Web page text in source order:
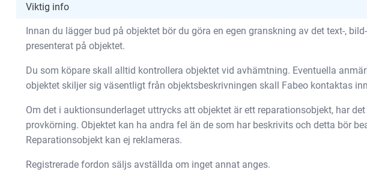
Viktig info
Innan du lägger bud på objektet bör du göra en egen granskning av det text-,
presenterat på objektet.
Du som köpare skall alltid kontrollera objektet vid avhämtning. Eventuella
objektet skiljer sig väsentligt från objektsbeskrivningen skall Fabeo kontaktas
Om det i auktionsunderlaget uttrycks att objektet är ett reparationsobjekt, har
provkörning. Objektet kan ha andra fel än de som har beskrivits och detta bör
Reparationsobjekt kan ej reklameras.
Registrerade fordon säljs avställda om inget annat anges.